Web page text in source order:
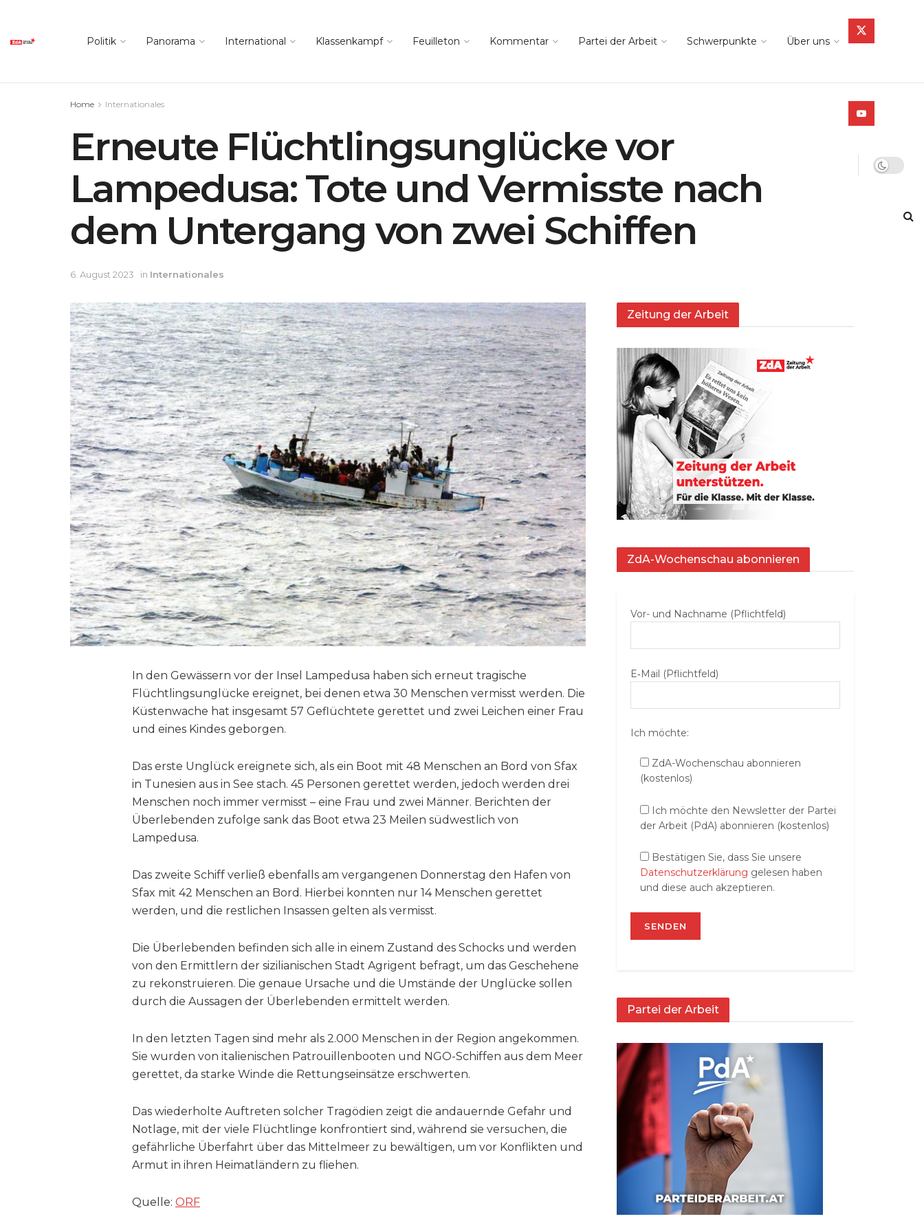
Politik Panorama International Klassenkampf Feuilleton Kommentar Partei der Arbeit Schwerpunkte Über uns
Home Internationales
Erneute Flüchtlingsunglücke vor
Lampedusa: Tote und Vermisste nach
dem Untergang von zwei Schiffen
6. August 2023 in Internationales
In den Gewässern vor der Insel Lampedusa haben sich erneut tragische
Flüchtlingsunglücke ereignet, bei denen etwa 30 Menschen vermisst werden. Die
Küstenwache hat insgesamt 57 Geflüchtete gerettet und zwei Leichen einer Frau
und eines Kindes geborgen.
Das erste Unglück ereignete sich, als ein Boot mit 48 Menschen an Bord von Sfax
in Tunesien aus in See stach. 45 Personen gerettet werden, jedoch werden drei
Menschen noch immer vermisst – eine Frau und zwei Männer. Berichten der
Überlebenden zufolge sank das Boot etwa 23 Meilen südwestlich von
Lampedusa.
Das zweite Schiff verließ ebenfalls am vergangenen Donnerstag den Hafen von
Sfax mit 42 Menschen an Bord. Hierbei konnten nur 14 Menschen gerettet
werden, und die restlichen Insassen gelten als vermisst.
Die Überlebenden befinden sich alle in einem Zustand des Schocks und werden
von den Ermittlern der sizilianischen Stadt Agrigent befragt, um das Geschehene
zu rekonstruieren. Die genaue Ursache und die Umstände der Unglücke sollen
durch die Aussagen der Überlebenden ermittelt werden.
In den letzten Tagen sind mehr als 2.000 Menschen in der Region angekommen.
Sie wurden von italienischen Patrouillenbooten und NGO-Schiffen aus dem Meer
gerettet, da starke Winde die Rettungseinsätze erschwerten.
Das wiederholte Auftreten solcher Tragödien zeigt die andauernde Gefahr und
Notlage, mit der viele Flüchtlinge konfrontiert sind, während sie versuchen, die
gefährliche Überfahrt über das Mittelmeer zu bewältigen, um vor Konflikten und
Armut in ihren Heimatländern zu fliehen.
Quelle: ORF
Zeitung der Arbeit
ZdA-Wochenschau abonnieren
Vor- und Nachname (Pflichtfeld)
E‑Mail (Pflichtfeld)
Ich möchte:
ZdA-Wochenschau abonnieren
(kostenlos)
Ich möchte den Newsletter der Partei
der Arbeit (PdA) abonnieren (kostenlos)
Bestätigen Sie, dass Sie unsere
Datenschutzerklärung gelesen haben
und diese auch akzeptieren.
Partei der Arbeit